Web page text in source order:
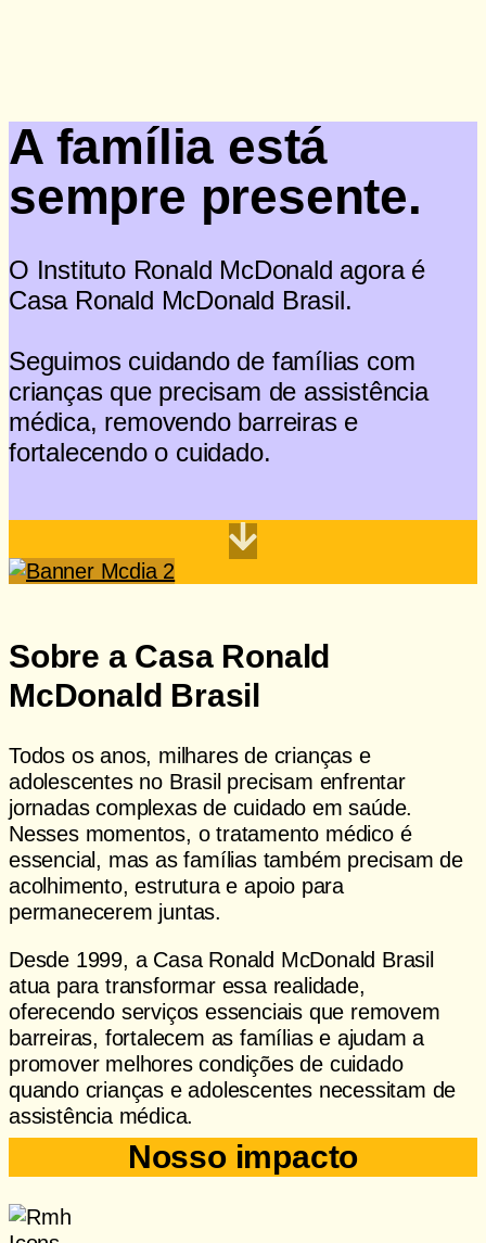
A família está
sempre presente.
O Instituto Ronald McDonald agora é
Casa Ronald McDonald Brasil.
Seguimos cuidando de famílias com
crianças que precisam de assistência
médica, removendo barreiras e
fortalecendo o cuidado.
Sobre a Casa Ronald
McDonald Brasil
Todos os anos, milhares de crianças e
adolescentes no Brasil precisam enfrentar
jornadas complexas de cuidado em saúde.
Nesses momentos, o tratamento médico é
essencial, mas as famílias também precisam de
acolhimento, estrutura e apoio para
permanecerem juntas.
Desde 1999, a Casa Ronald McDonald Brasil
atua para transformar essa realidade,
oferecendo serviços essenciais que removem
barreiras, fortalecem as famílias e ajudam a
promover melhores condições de cuidado
quando crianças e adolescentes necessitam de
assistência médica.
Nosso impacto